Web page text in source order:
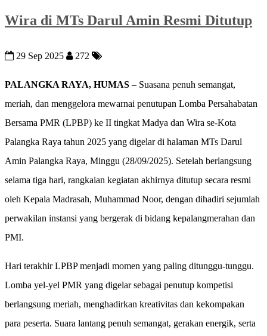
Wira di MTs Darul Amin Resmi Ditutup
29 Sep 2025 272
PALANGKA RAYA, HUMAS – Suasana penuh semangat,
meriah, dan menggelora mewarnai penutupan Lomba Persahabatan
Bersama PMR (LPBP) ke II tingkat Madya dan Wira se-Kota
Palangka Raya tahun 2025 yang digelar di halaman MTs Darul
Amin Palangka Raya, Minggu (28/09/2025). Setelah berlangsung
selama tiga hari, rangkaian kegiatan akhirnya ditutup secara resmi
oleh Kepala Madrasah, Muhammad Noor, dengan dihadiri sejumlah
perwakilan instansi yang bergerak di bidang kepalangmerahan dan
PMI.
Hari terakhir LPBP menjadi momen yang paling ditunggu-tunggu.
Lomba yel-yel PMR yang digelar sebagai penutup kompetisi
berlangsung meriah, menghadirkan kreativitas dan kekompakan
para peserta. Suara lantang penuh semangat, gerakan energik, serta